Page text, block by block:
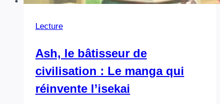
Lecture
Ash, le bâtisseur de
civilisation : Le manga qui
réinvente l’isekai